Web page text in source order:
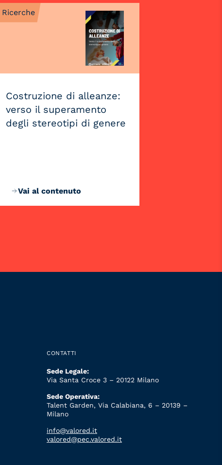
Ricerche
Costruzione di alleanze:
verso il superamento
degli stereotipi di genere
Vai al contenuto
CONTATTI
Sede Legale:
Via Santa Croce 3 – 20122 Milano
Sede Operativa:
Talent Garden, Via Calabiana, 6 – 20139 –
Milano
info@valored.it
valored@pec.valored.it